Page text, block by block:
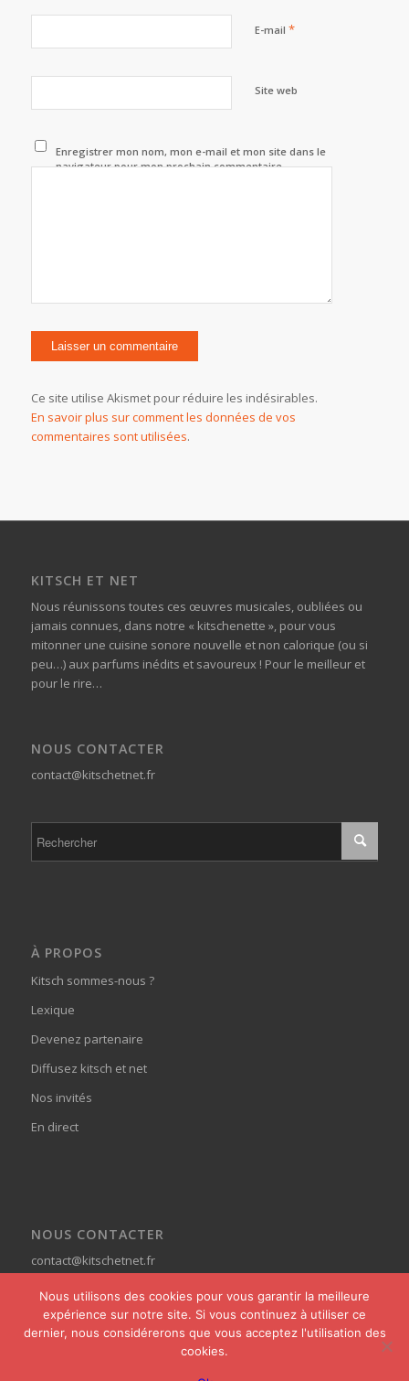
E-mail *
Site web
Enregistrer mon nom, mon e-mail et mon site dans le
navigateur pour mon prochain commentaire.
Ce site utilise Akismet pour réduire les indésirables.
En savoir plus sur comment les données de vos
commentaires sont utilisées.
KITSCH ET NET
Nous réunissons toutes ces œuvres musicales, oubliées ou
jamais connues, dans notre « kitschenette », pour vous
mitonner une cuisine sonore nouvelle et non calorique (ou si
peu…) aux parfums inédits et savoureux ! Pour le meilleur et
pour le rire…
NOUS CONTACTER
contact@kitschetnet.fr
À PROPOS
Kitsch sommes-nous ?
Lexique
Devenez partenaire
Diffusez kitsch et net
Nos invités
En direct
NOUS CONTACTER
contact@kitschetnet.fr
powered by Enfold WordPress Theme
Nous utilisons des cookies pour vous garantir la meilleure
expérience sur notre site. Si vous continuez à utiliser ce
dernier, nous considérerons que vous acceptez l'utilisation des
cookies.